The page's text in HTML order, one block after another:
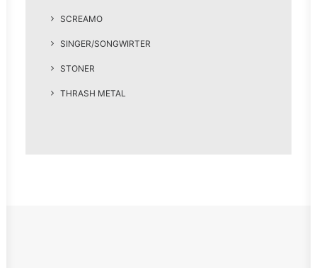
SCREAMO
SINGER/SONGWIRTER
STONER
THRASH METAL